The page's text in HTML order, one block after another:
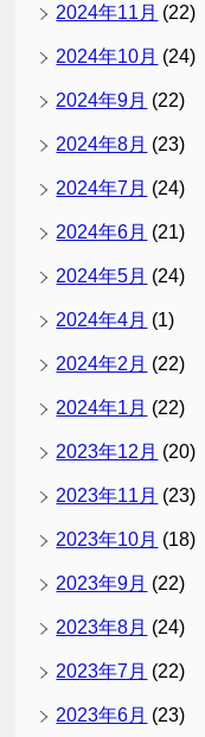
2024年11月 (22)
2024年10月 (24)
2024年9月 (22)
2024年8月 (23)
2024年7月 (24)
2024年6月 (21)
2024年5月 (24)
2024年4月 (1)
2024年2月 (22)
2024年1月 (22)
2023年12月 (20)
2023年11月 (23)
2023年10月 (18)
2023年9月 (22)
2023年8月 (24)
2023年7月 (22)
2023年6月 (23)